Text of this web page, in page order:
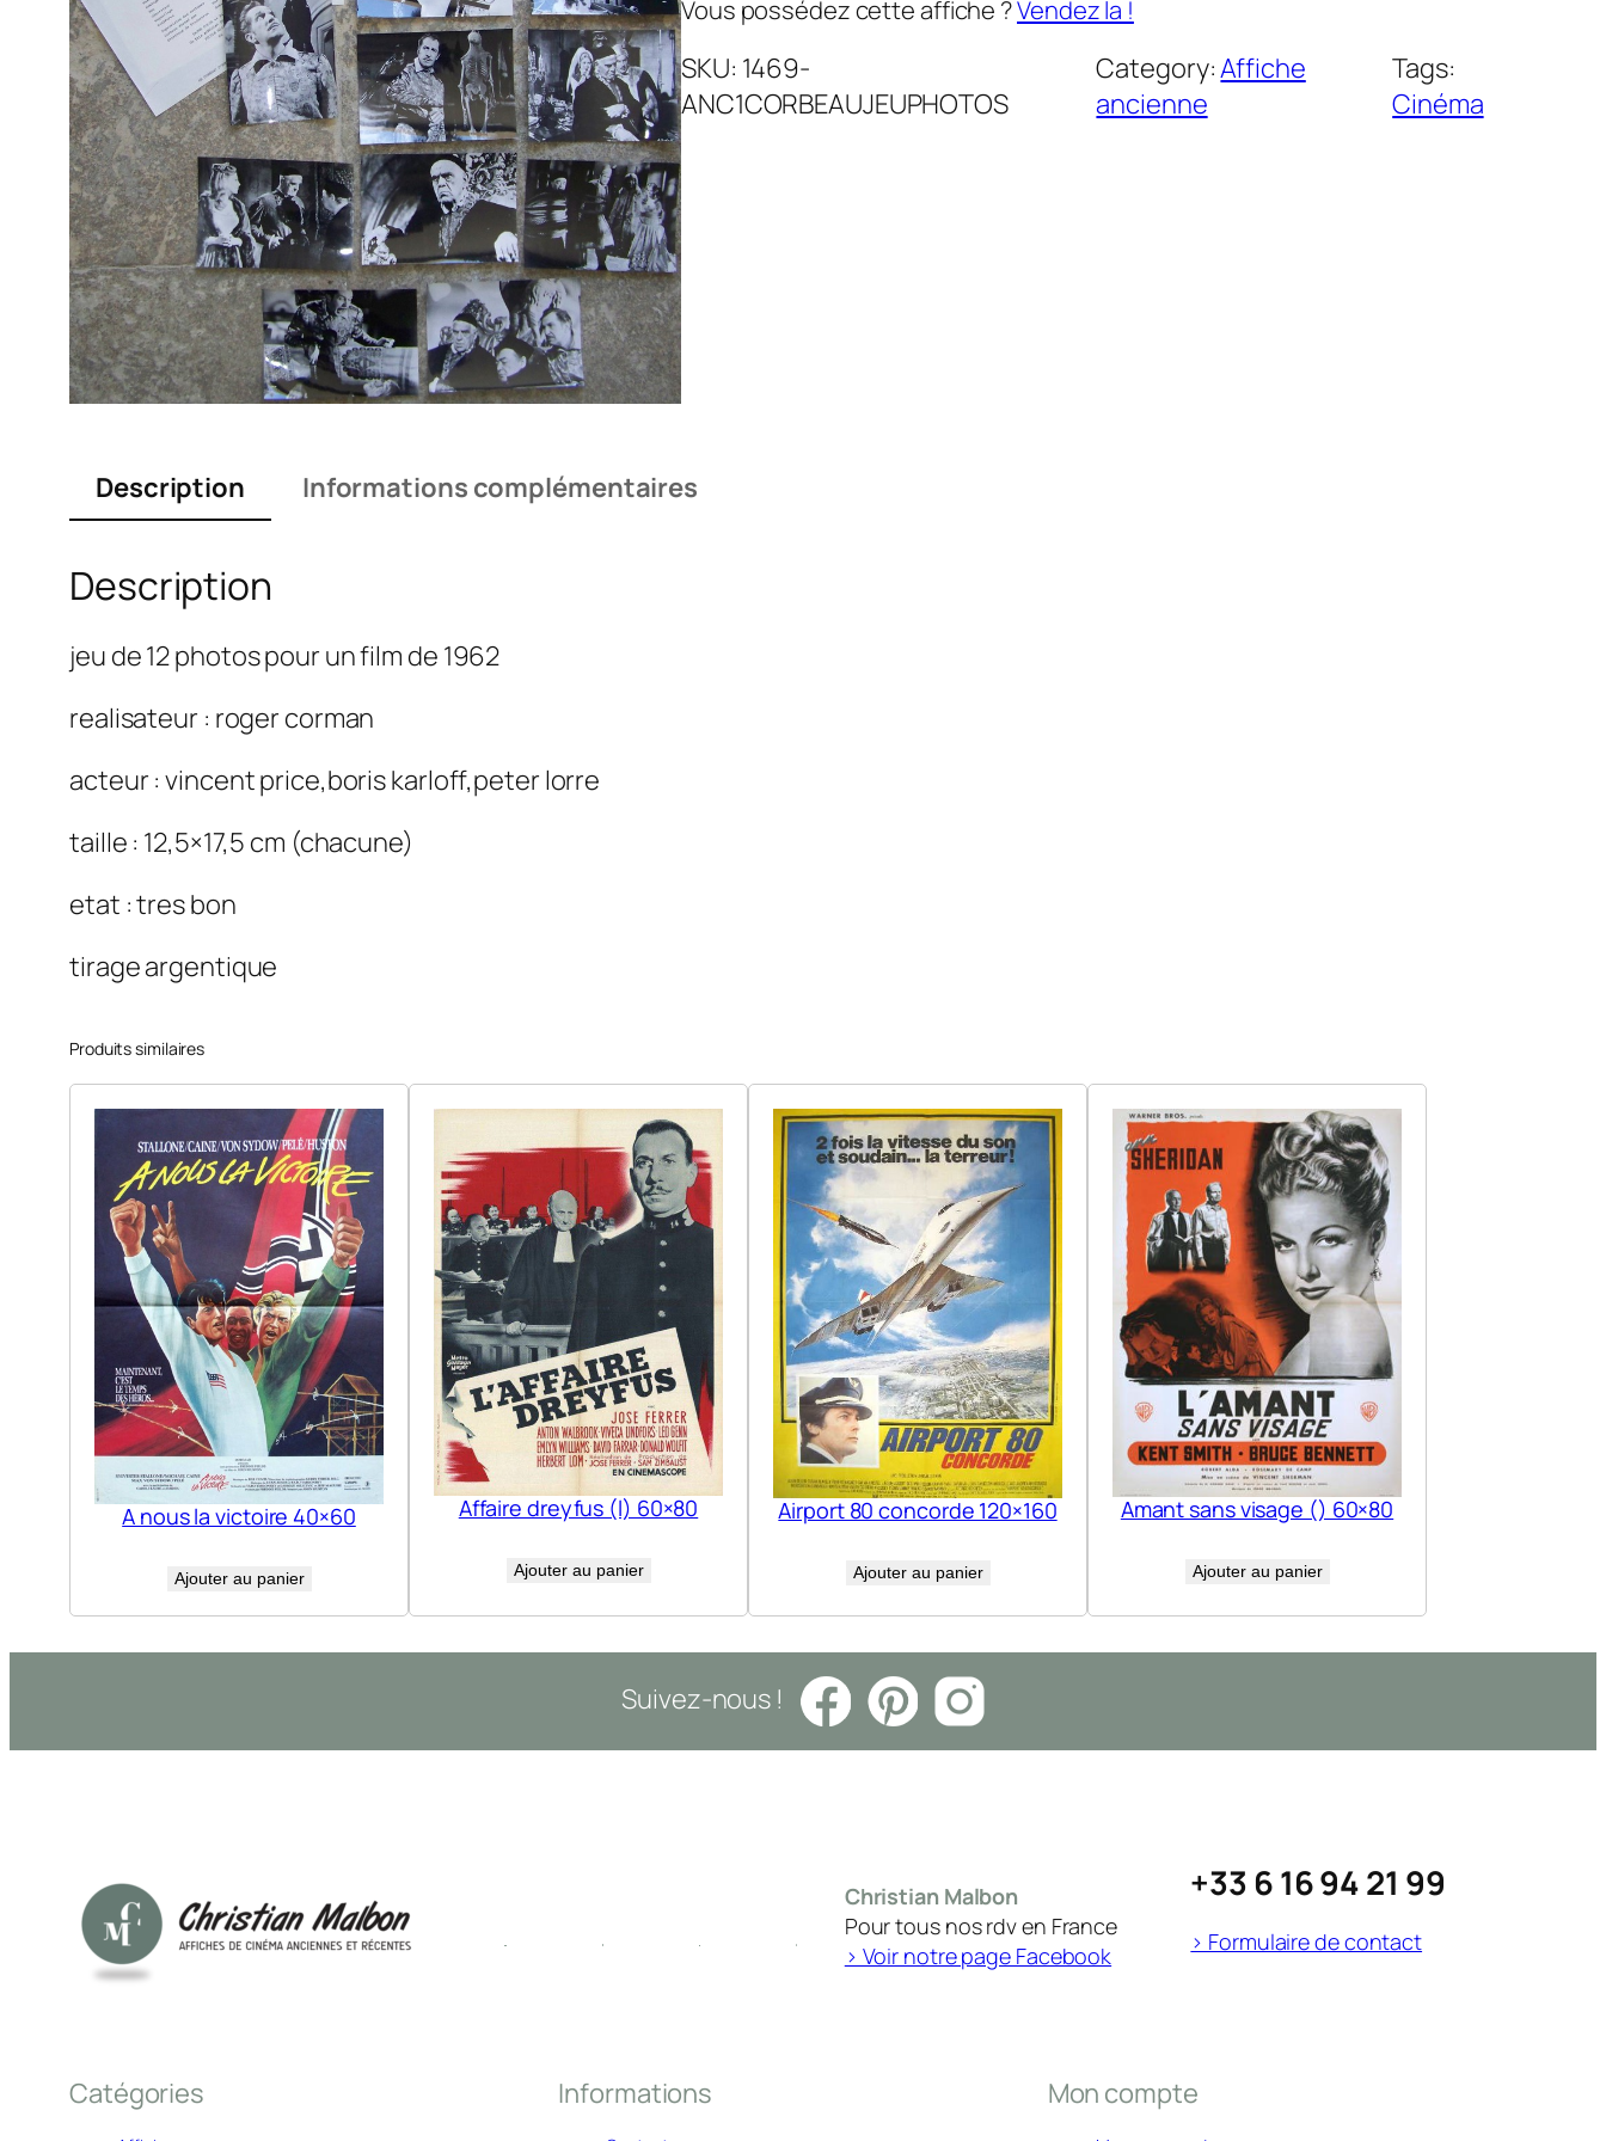
Vous possédez cette affiche ?Vendez la !
SKU: 1469-
ANC1CORBEAUJEUPHOTOS
Category:Affiche
ancienne
Tags:
Cinéma
Description Informations complémentaires
Description
jeu de 12 photos pour un film de 1962
realisateur : roger corman
acteur : vincent price,boris karloff,peter lorre
taille : 12,5×17,5 cm (chacune)
etat : tres bon
tirage argentique
Produits similaires
A nous la victoire 40×60
Ajouter au panier
Affaire dreyfus (l) 60×80
Ajouter au panier
Airport 80 concorde 120×160
Ajouter au panier
Amant sans visage () 60×80
Ajouter au panier
Suivez-nous !
Christian Malbon
Pour tous nos rdv en France
> Voir notre page Facebook
+33 6 16 94 21 99
> Formulaire de contact
Catégories Informations Mon compte